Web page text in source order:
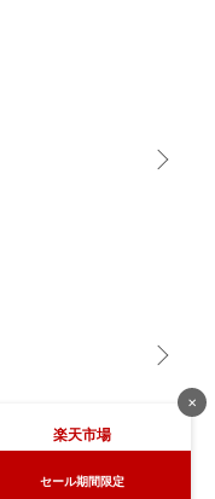
✕
楽天市場
セール期間限定